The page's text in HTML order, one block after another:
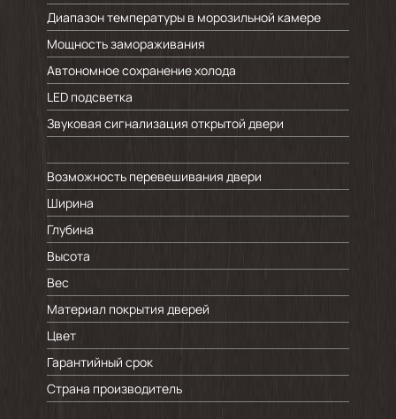
Диапазон температуры в морозильной камере
Мощность замораживания
Автономное сохранение холода
LED подсветка
Звуковая сигнализация открытой двери
Возможность перевешивания двери
Ширина
Глубина
Высота
Вес
Материал покрытия дверей
Цвет
Гарантийный срок
Страна производитель